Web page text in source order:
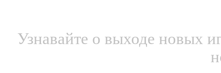
Узнавайте о выходе новых